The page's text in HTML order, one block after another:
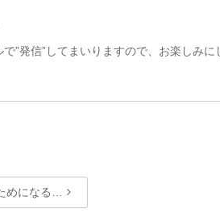
”発信”してまいりますので、お楽しみに
めになる…